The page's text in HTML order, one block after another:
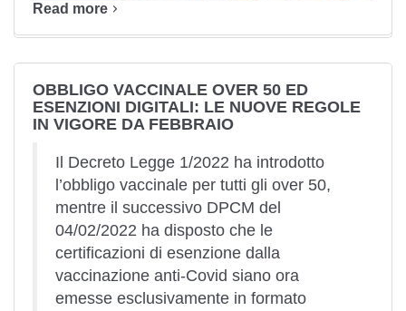
Read more
OBBLIGO VACCINALE OVER 50 ED
ESENZIONI DIGITALI: LE NUOVE REGOLE
IN VIGORE DA FEBBRAIO
Il Decreto Legge 1/2022 ha introdotto
l’obbligo vaccinale per tutti gli over 50,
mentre il successivo DPCM del
04/02/2022 ha disposto che le
certificazioni di esenzione dalla
vaccinazione anti-Covid siano ora
emesse esclusivamente in formato